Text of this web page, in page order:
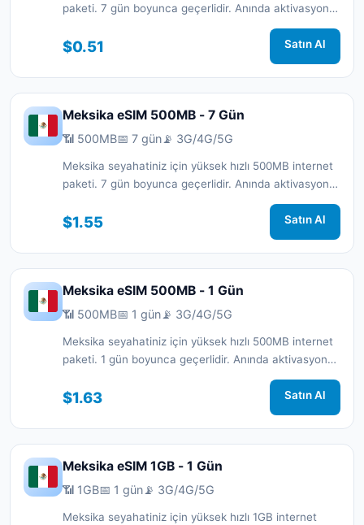
paketi. 7 gün boyunca geçerlidir. Anında aktivasyon
$0.51 Satın Al
Meksika eSIM 500MB - 7 Gün
📶 500MB📅 7 gün📡 3G/4G/5G
Meksika seyahatiniz için yüksek hızlı 500MB internet
paketi. 7 gün boyunca geçerlidir. Anında aktivasyon
$1.55 Satın Al
Meksika eSIM 500MB - 1 Gün
📶 500MB📅 1 gün📡 3G/4G/5G
Meksika seyahatiniz için yüksek hızlı 500MB internet
paketi. 1 gün boyunca geçerlidir. Anında aktivasyon
$1.63 Satın Al
Meksika eSIM 1GB - 1 Gün
📶 1GB📅 1 gün📡 3G/4G/5G
Meksika seyahatiniz için yüksek hızlı 1GB internet